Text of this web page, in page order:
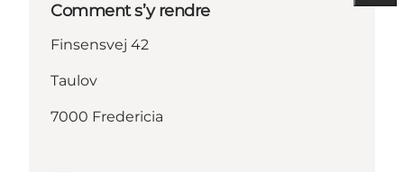
Comment s’y rendre
Finsensvej 42
Taulov
7000 Fredericia